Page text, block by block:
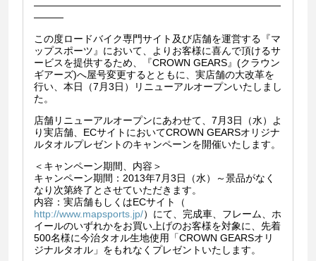
—————————————————————————
———
この度ロードバイク専門サイト及び店舗を運営する『マ
ップスポーツ』において、よりお客様に喜んで頂けるサ
ービスを提供するため、『CROWN GEARS』(クラウン
ギアーズ)へ屋号変更するとともに、実店舗の大改革を
行い、本日（7月3日）リニューアルオープンいたしまし
た。
店舗リニューアルオープンにあわせて、7月3日（水）よ
り実店舗、ECサイトにおいてCROWN GEARSオリジナ
ルタオルプレゼントのキャンペーンを開催いたします。
＜キャンペーン期間、内容＞
キャンペーン期間：2013年7月3日（水）～景品がなく
なり次第終了とさせていただきます。
内容：実店舗もしくはECサイト（
http://www.mapsports.jp/）にて、完成車、フレーム、ホ
イールのいずれかをお買い上げのお客様を対象に、先着
500名様に今治タオル生地使用「CROWN GEARSオリ
ジナルタオル」をもれなくプレゼントいたします。